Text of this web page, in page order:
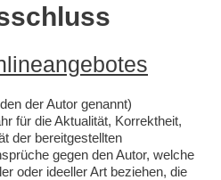
der Autor genannt)
für die Aktualität, Korrektheit,
der bereitgestellten
gegen den Autor, welche
oder ideeller Art beziehen, die